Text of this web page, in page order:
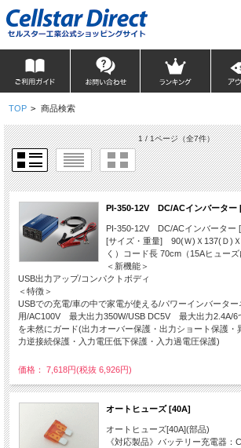
TOP > 商品検索
1 / 1ページ（全7件）
PI-350-12V DC/ACインバーター
PI-350-12V DC/ACインバーター
[サイズ・重量] 90(Ｗ)Ｘ137(Ｄ)
く）コード長 70cm（15Aヒュー
＜新機能＞
USB出力アップ/コンパクトボディ
＜特徴＞
USBでの充電/車の中で家電が使える/パワーインバーター
用/AC100V 最大出力350W/USB DC5V 最大出力2.4A/6
を未然にガード(出力オーバー保護・出力ショート保護・
力逆接続保護・入力電圧低下保護・入力過電圧保護)
価格： 7,618円(税抜 6,926円)
オートヒューズ [40A]
オートヒューズ[40A](部品)
《対応製品》バッテリー充電器：